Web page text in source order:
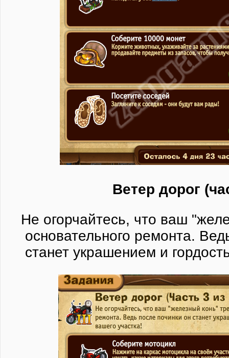
Ветер дорог
Не огорчайтесь, что ваш
основательного ремонта.
станет украшением и